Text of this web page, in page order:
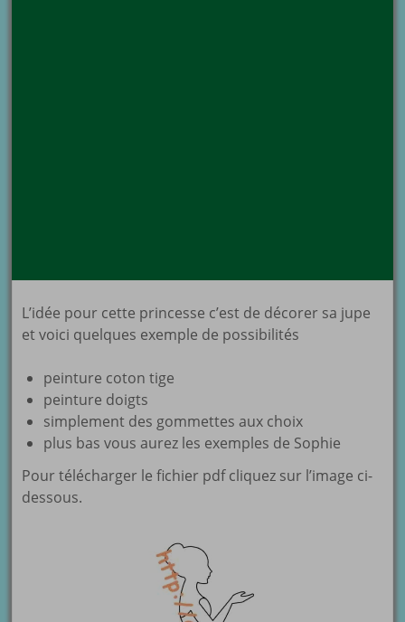
L’idée pour cette princesse c’est de décorer sa jupe
et voici quelques exemple de possibilités
peinture coton tige
peinture doigts
simplement des gommettes aux choix
plus bas vous aurez les exemples de Sophie
Pour télécharger le fichier pdf cliquez sur l’image ci-
dessous.